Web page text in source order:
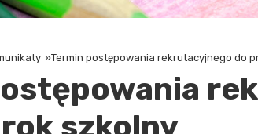
»Termin postępowania rekrutacyjnego do
szkolny